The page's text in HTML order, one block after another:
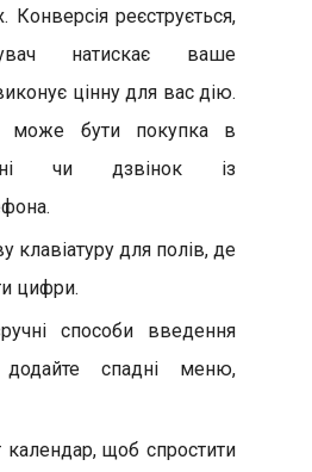
Конверсія реєструється,
натискає ваше
цінну для вас дію.
може бути покупка в
чи дзвінок із
клавіатуру для полів, де
цифри.
способи введення
спадні меню,
календар, щоб спростити